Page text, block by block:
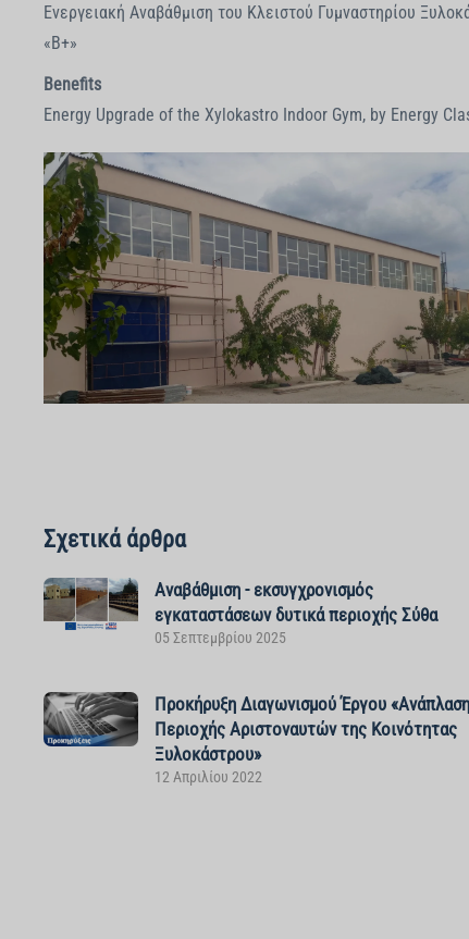
Ενεργειακή Αναβάθμιση του Κλειστού Γυμναστηρίου
«Β+»
Benefits
Energy Upgrade of the Xylokastro Indoor Gym, by Energy
Σχετικά άρθρα
Αναβάθμιση - εκσυγχρονισμός
εγκαταστάσεων δυτικά περιοχής Σύθα
05 Σεπτεμβρίου 2025
Προκήρυξη Διαγωνισμού Έργου «Ανάπλαση
Περιοχής Αριστοναυτών της Κοινότητας
Ξυλοκάστρου»
12 Απριλίου 2022